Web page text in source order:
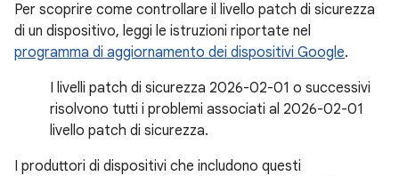
Per scoprire come controllare il livello patch di sicurezza
di un dispositivo, leggi le istruzioni riportate nel
programma di aggiornamento dei dispositivi Google.
I livelli patch di sicurezza 2026-02-01 o successivi
risolvono tutti i problemi associati al 2026-02-01
livello patch di sicurezza.
I produttori di dispositivi che includono questi